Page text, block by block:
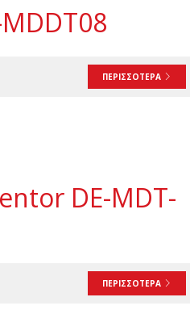
ΠΕΡΙΣΣΟΤΕΡΑ
DE-MDT-
ΠΕΡΙΣΣΟΤΕΡΑ